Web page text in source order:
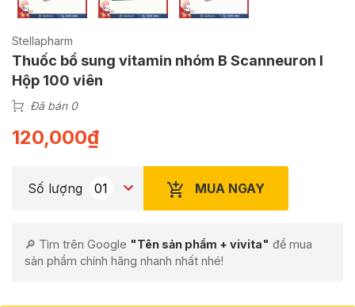
Stellapharm
Thuốc bổ sung vitamin nhóm B Scanneuron l
Hộp 100 viên
Đã bán 0
120,000₫
Số lượng MUA NGAY
🔎 Tìm trên Google "Tên sản phẩm + vivita" để mua
sản phẩm chính hãng nhanh nhất nhé!